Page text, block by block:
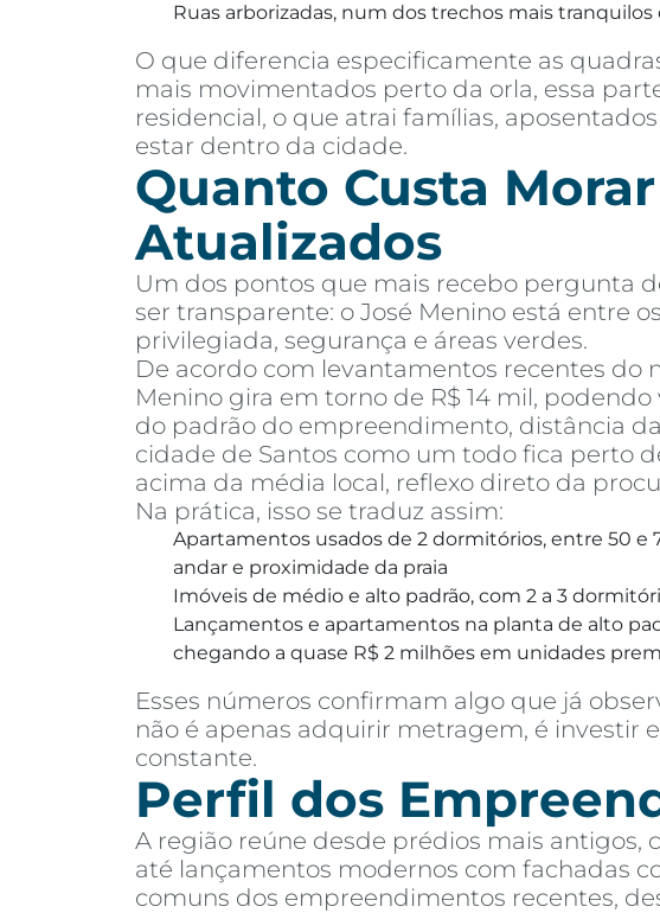
Ruas arborizadas, num dos trechos mais tranquilos
O que diferencia especificamente as
mais movimentados perto da orla, essa
residencial, o que atrai famílias,
estar dentro da cidade.
Quanto Custa
Atualizados
Um dos pontos que mais recebo pergunta
ser transparente: o José Menino está entre
privilegiada, segurança e áreas verdes.
De acordo com levantamentos recentes do
Menino gira em torno de R$ 14 mil,
do padrão do empreendimento, distância
cidade de Santos como um todo fica perto
acima da média local, reflexo direto da
Na prática, isso se traduz assim:
Apartamentos usados de 2 dormitórios, entre 50 e
andar e proximidade da praia
Imóveis de médio e alto padrão, com 2 a 3
Lançamentos e apartamentos na planta de alto
chegando a quase R$ 2 milhões em unidades
Esses números confirmam algo que já
não é apenas adquirir metragem, é investir
constante.
Perfil dos
A região reúne desde prédios mais antigos,
até lançamentos modernos com fachadas
comuns dos empreendimentos recentes,